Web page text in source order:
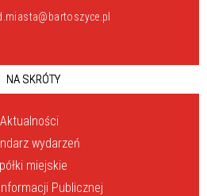
NA SKRÓTY
Aktualności
wydarzeń
miejskie
Publicznej